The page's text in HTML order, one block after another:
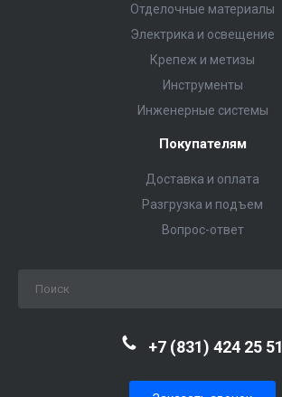
Отделочные материалы
Электрика и освещение
Крепеж и метизы
Инструменты
Инженерные системы
Покупателям
Доставка и оплата
Разгрузка и подъем
Вопрос-ответ
+7 (831) 424 25 51